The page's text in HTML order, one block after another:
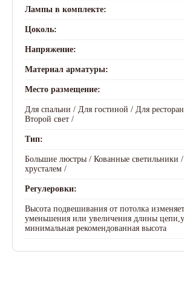
Лампы в комплекте:
Цоколь:
Напряжение:
Материал арматуры:
Место размещение:
Для спальни / Для гостиной / Для
Второй свет /
Тип:
Большие люстры / Кованные светильники /
хрусталем /
Регулеровки:
Высота подвешивания от потолка
уменьшения или увеличения длины
минимальная рекомендованная высота